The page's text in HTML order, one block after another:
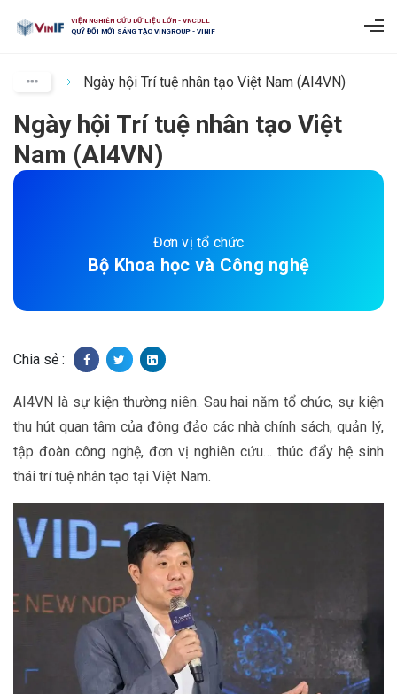
VIỆN NGHIÊN CỨU DỮ LIỆU LỚN - VNCDLL
QUỸ ĐỔI MỚI SÁNG TẠO VINGROUP - VINIF
Ngày hội Trí tuệ nhân tạo Việt Nam (AI4VN)
Ngày hội Trí tuệ nhân tạo Việt
Nam (AI4VN)
Đơn vị tổ chức
Bộ Khoa học và Công nghệ
Chia sẻ :
AI4VN là sự kiện thường niên. Sau hai năm tổ chức, sự kiện
thu hút quan tâm của đông đảo các nhà chính sách, quản lý,
tập đoàn công nghệ, đơn vị nghiên cứu… thúc đẩy hệ sinh
thái trí tuệ nhân tạo tại Việt Nam.